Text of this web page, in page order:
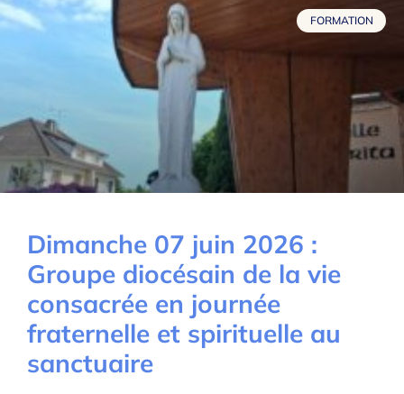
FORMATION
Dimanche 07 juin 2026 :
Groupe diocésain de la vie
consacrée en journée
fraternelle et spirituelle au
sanctuaire